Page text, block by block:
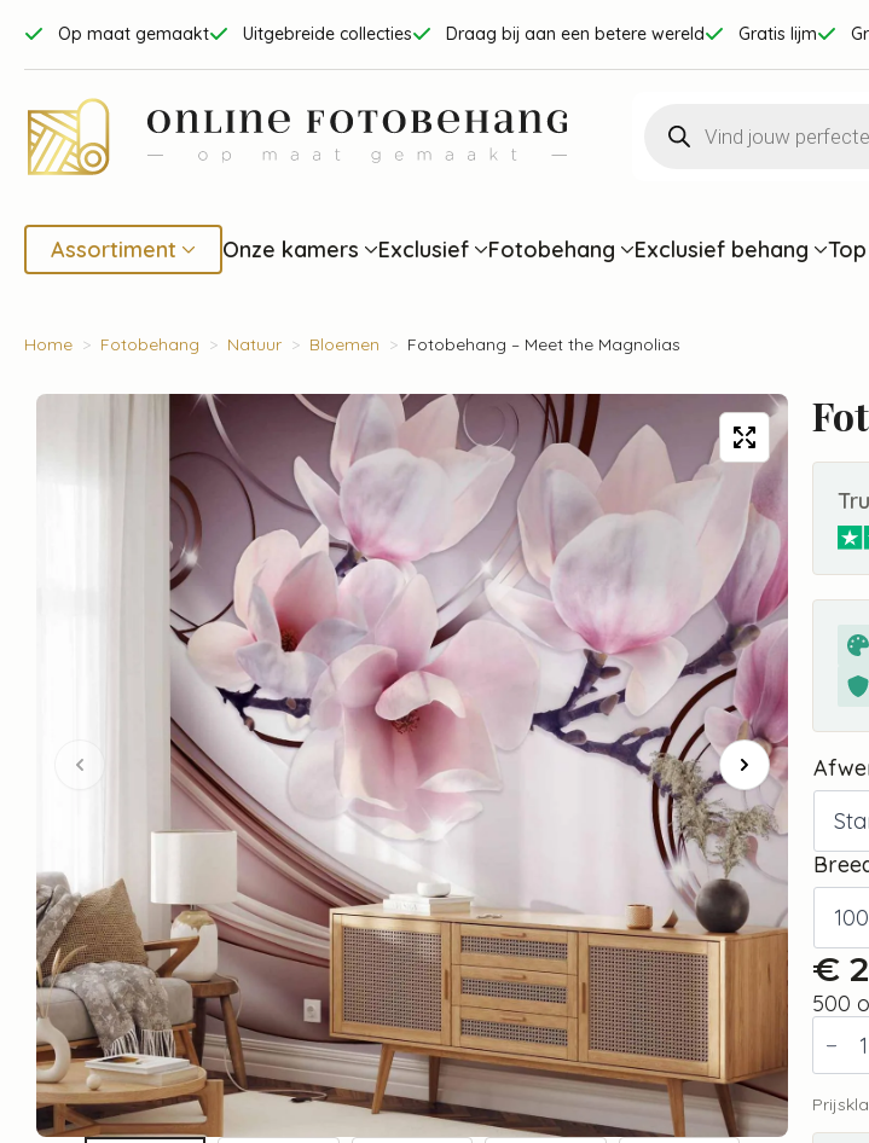
Op maat gemaakt Uitgebreide collecties Draag bij aan een betere wereld Gratis lijm
zoeken
Assortiment Onze kamers Exclusief Fotobehang Exclusief behang
Home Fotobehang Natuur Bloemen Fotobehang – Meet the Magnolias
€
500
Meet